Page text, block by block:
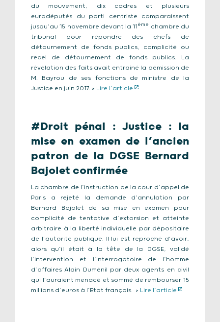
du mouvement, dix cadres et plusieurs
eurodéputés du parti centriste comparaissent
jusqu’au 15 novembre devant la 11ème chambre du
tribunal pour répondre des chefs de
détournement de fonds publics, complicité ou
recel de détournement de fonds publics. La
révélation des faits avait entrainé la démission de
M. Bayrou de ses fonctions de ministre de la
Justice en juin 2017. > Lire l’article
#Droit pénal : Justice : la
mise en examen de l’ancien
patron de la DGSE Bernard
Bajolet confirmée
La chambre de l’instruction de la cour d’appel de
Paris a rejeté la demande d’annulation par
Bernard Bajolet de sa mise en examen pour
complicité de tentative d’extorsion et atteinte
arbitraire à la liberté individuelle par dépositaire
de l’autorité publique. Il lui est reproché d’avoir,
alors qu’il était à la tête de la DGSE, validé
l’intervention et l’interrogatoire de l’homme
d’affaires Alain Duménil par deux agents en civil
qui l’auraient menacé et sommé de rembourser 15
millions d’euros à l’Etat français. > Lire l’article